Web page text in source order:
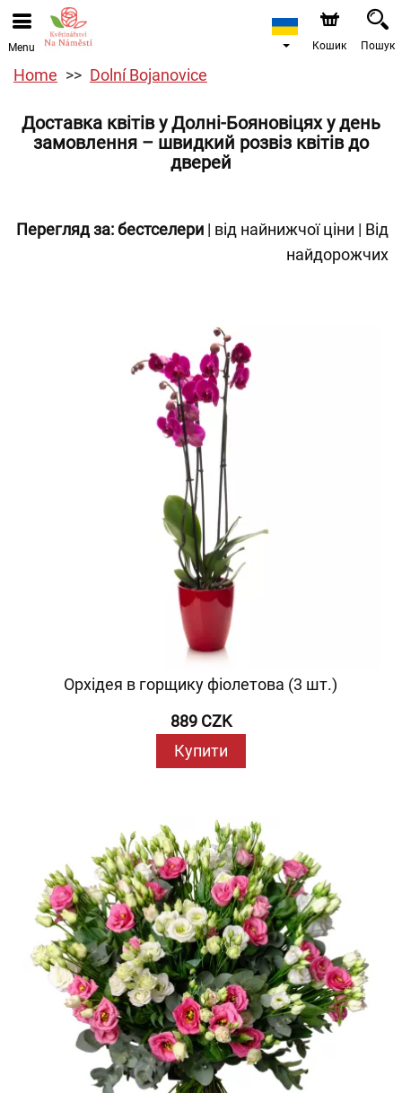
Menu Кошик Пошук
Home Dolní Bojanovice
Доставка квітів у Долні-Бояновіцях у день
замовлення – швидкий розвіз квітів до
дверей
Перегляд за:бестселери | від найнижчої ціни | Від
найдорожчих
Орхідея в горщику фіолетова (3 шт.)
889 CZK
Купити